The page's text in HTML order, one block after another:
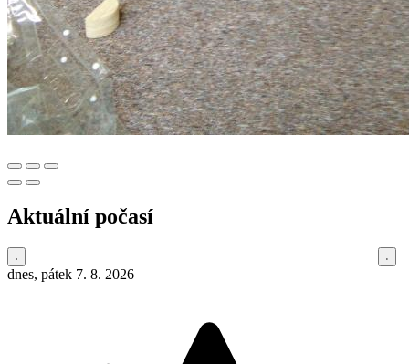
Aktuální počasí
dnes, pátek 7. 8. 2026